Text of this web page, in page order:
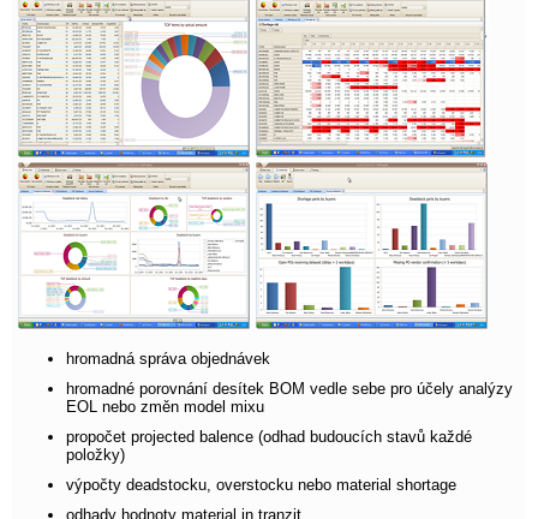
hromadná správa objednávek
hromadné porovnání desítek BOM vedle sebe pro účely analýzy
EOL nebo změn model mixu
propočet projected balence (odhad budoucích stavů každé
položky)
výpočty deadstocku, overstocku nebo material shortage
odhady hodnoty material in tranzit